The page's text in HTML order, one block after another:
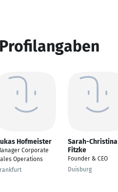
Hofmeister
Corporate
Operations
Sarah-Christina
Fitzke
Founder & CEO
Duisburg